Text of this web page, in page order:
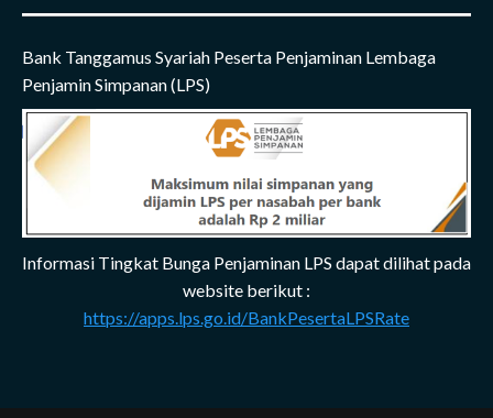
Bank Tanggamus Syariah Peserta Penjaminan Lembaga
Penjamin Simpanan (LPS)
Informasi Tingkat Bunga Penjaminan LPS dapat dilihat pada
website berikut :
https://apps.lps.go.id/BankPesertaLPSRate